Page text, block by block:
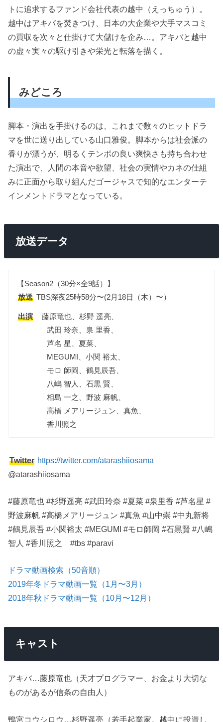
トに追求するファンド会社代表の越中（えっちゅう）。
越中はアキバを焚きつけ、日本の大企業や大手マスコミ
の買収を次々と仕掛けて大儲けを企み…。アキバと越中
の虚々実々の駆け引きや栄光と転落を描く。
みどころ
脚本・演出を手掛けるのは、これまで数々のヒットドラ
マを世に送り出している山口雅俊。脚本からは社会派の
香りが漂うが、明るくテンポの良い爽快さも持ち合わせ
た演出で、人間の本音や欲望、社会の実情やカネの仕組
みに正面から取り組んだゴージャスで知的なエンターテ
インメントドラマとなっている。
放送データ
【Season2（30分×全9話）】
放送 TBS深夜25時58分〜(2月18日（木）〜）
出演
藤原竜也、杉野 遥亮、
武田 玲奈、泉 里香、
芦名 星、夏菜、
MEGUMI、小関 裕太、
モロ 師岡、鶴見辰吾、
八嶋 智人、石黒 賢、
相島 一之、野波 麻帆、
高橋 メアリージュン、真魚、
香川照之
Twitter https://twitter.com/atarashiiosama
@atarashiiosama
#藤原竜也 #杉野遥亮 #武田玲奈 #夏菜 #泉里香 #芦名星 #
野波麻帆 #高橋メアリージュン #真魚 #山中崇 #中丸新将
#鶴見辰吾 #小関裕太 #MEGUMI #モロ師岡 #石黒賢 #八嶋
智人 #香川照之 #tbs #paravi
ドラマ動画検索（50音順）
2019年冬ドラマ動画一覧（1月〜3月）
2018年秋ドラマ動画一覧（10月〜12月）
キャスト
アキバ…藤原竜也（天才プログラマー、お金より大切な
ものがあるが信条の自由人）
鴨宮コウシロウ…杉野遥亮（若手起業家。越中に投資し